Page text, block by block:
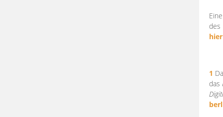
des
hier
1
das